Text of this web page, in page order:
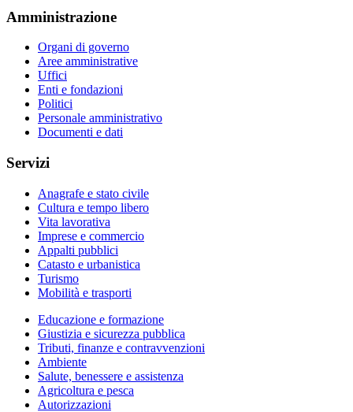
Amministrazione
Organi di governo
Aree amministrative
Uffici
Enti e fondazioni
Politici
Personale amministrativo
Documenti e dati
Servizi
Anagrafe e stato civile
Cultura e tempo libero
Vita lavorativa
Imprese e commercio
Appalti pubblici
Catasto e urbanistica
Turismo
Mobilità e trasporti
Educazione e formazione
Giustizia e sicurezza pubblica
Tributi, finanze e contravvenzioni
Ambiente
Salute, benessere e assistenza
Agricoltura e pesca
Autorizzazioni